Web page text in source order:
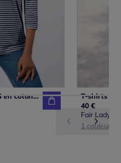
T-shirt à manches 3/4 en coton avec motif rayures marinière
40 €
Fair Lady
1 couleur